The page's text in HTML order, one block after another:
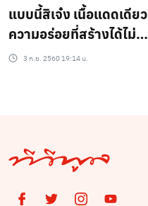
แบบนี้สิเจ๋ง เนื้อแดดเดียว
ความอร่อยที่สร้างได้ไม่ง้อ
แดด3 ก.ย. 2560 19:14 น.